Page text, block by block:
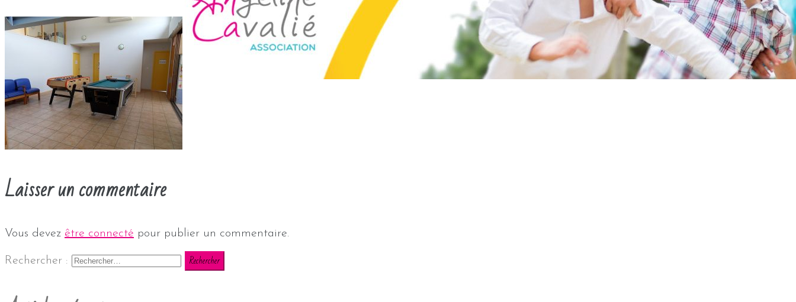
Laisser un commentaire
Vous devez être connecté pour publier un commentaire.
Rechercher :